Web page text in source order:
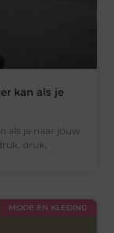
kan als je
als je naar jouw
druk,
MODE EN KLEDING